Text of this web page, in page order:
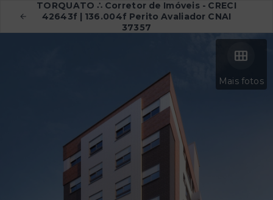
TORQUATO ∴ Corretor de Imóveis - CRECI
42643f | 136.004f Perito Avaliador CNAI
37357
Mais fotos